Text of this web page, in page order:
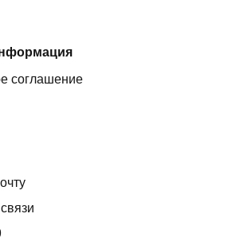
соглашение